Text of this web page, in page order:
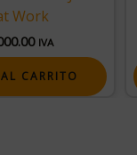
Work
IVA
CARRITO